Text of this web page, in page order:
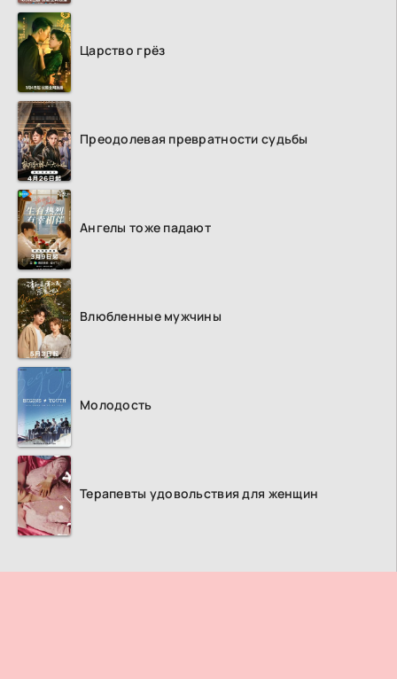
Царство грёз
Преодолевая превратности судьбы
Ангелы тоже падают
Влюбленные мужчины
Молодость
Терапевты удовольствия для женщин